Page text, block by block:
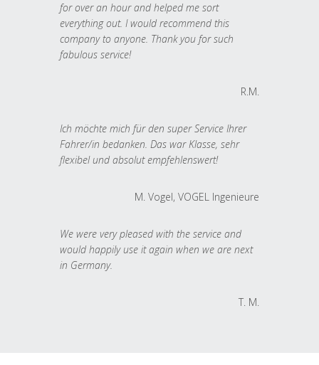
for over an hour and helped me sort
everything out. I would recommend this
company to anyone. Thank you for such
fabulous service!
R.M.
Ich möchte mich für den super Service Ihrer
Fahrer/in bedanken. Das war Klasse, sehr
flexibel und absolut empfehlenswert!
M. Vogel, VOGEL Ingenieure
We were very pleased with the service and
would happily use it again when we are next
in Germany.
T. M.